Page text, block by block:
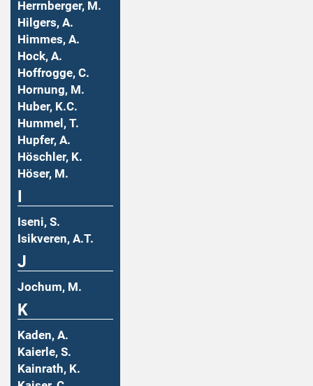
Herrnberger, M.
Hilgers, A.
Himmes, A.
Hock, A.
Hoffrogge, C.
Hornung, M.
Huber, K.C.
Hummel, T.
Hupfer, A.
Höschler, K.
Höser, M.
Iseni, S.
Isikveren, A.T.
J
Jochum, M.
K
Kaden, A.
Kaierle, S.
Kainrath, K.